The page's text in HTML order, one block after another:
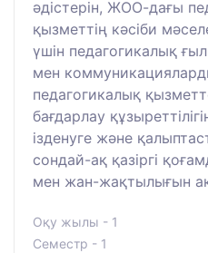
әдістерін, ЖОО-дағы
қызметтің кәсіби
үшін педагогикалық
мен
педагогикалық
бағдарлау
ізденуге және
сондай-ақ қазіргі
мен жан-жақтылығын
Оқу жылы - 1
Семестр - 1